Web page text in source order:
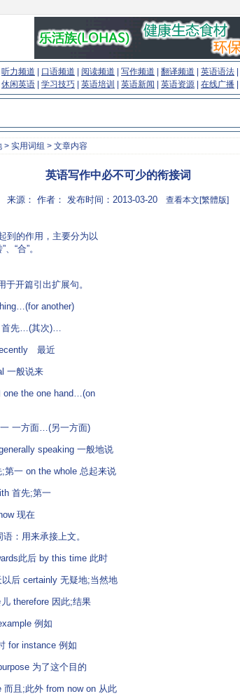
听力频道 口语频道 阅读频道 写作频道 翻译频道 英语语法
休闲英语 学习技巧 英语培训 英语新闻 英语资源 在线广播
> 实用词组 > 文章内容
英语写作中必不可少的衔接词
来源： 作者： 发布时间：2013-03-20 查看本文[繁體版]
到的作用，主要分为以
、“合”。
于开篇引出扩展句。
another)
先…(其次)…
最近
一般说来
the one hand…(on
一方面…(另一方面)
speaking 一般地说
一 on the whole 总起来说
首先;第一
现在
：用来承接上文。
此后 by this time 此时
后 certainly 无疑地;当然地
therefore 因此;结果
例如
instance 例如
为了这个目的
且;此外 from now on 从此